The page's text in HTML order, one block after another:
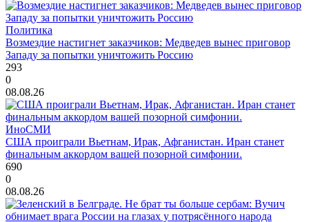
Политика
Возмездие настигнет заказчиков: Медведев вынес приговор
Западу за попытки уничтожить Россию
293
0
08.08.26
ИноСМИ
США проиграли Вьетнам, Ирак, Афганистан. Иран станет
финальным аккордом вашей позорной симфонии.
690
0
08.08.26